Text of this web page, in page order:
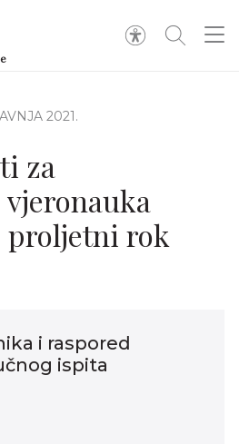
2021.
za
proljetni rok
i raspored
ispita